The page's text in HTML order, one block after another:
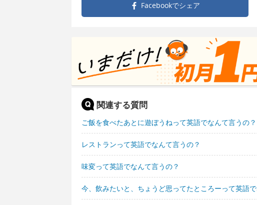
Facebookでシェア
関連する質問
ご飯を食べたあとに遊ぼうねって英語でなんて言うの？
レストランって英語でなんて言うの？
味変って英語でなんて言うの？
今、飲みたいと、ちょうど思ってたところーって英語